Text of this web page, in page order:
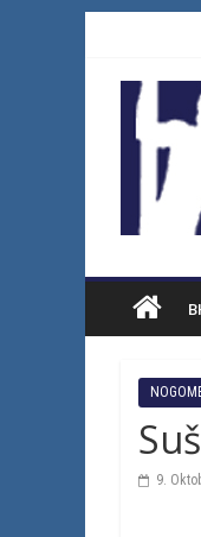
9.